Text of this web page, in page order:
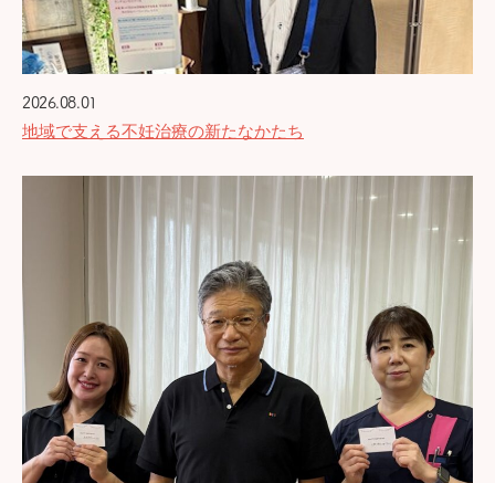
2026.08.01
地域で支える不妊治療の新たなかたち